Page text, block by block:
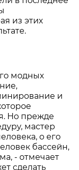
из этих
модных
и
Но прежде
мастер
о его
бассейн,
- отмечает
сделать